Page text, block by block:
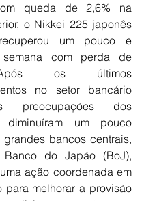
queda de 2,6% na
o Nikkei 225 japonês
um pouco e
com perda de
os últimos
no setor bancário
preocupações dos
diminuíram um pouco
bancos centrais,
do Japão (BoJ),
ação coordenada em
para melhorar a provisão